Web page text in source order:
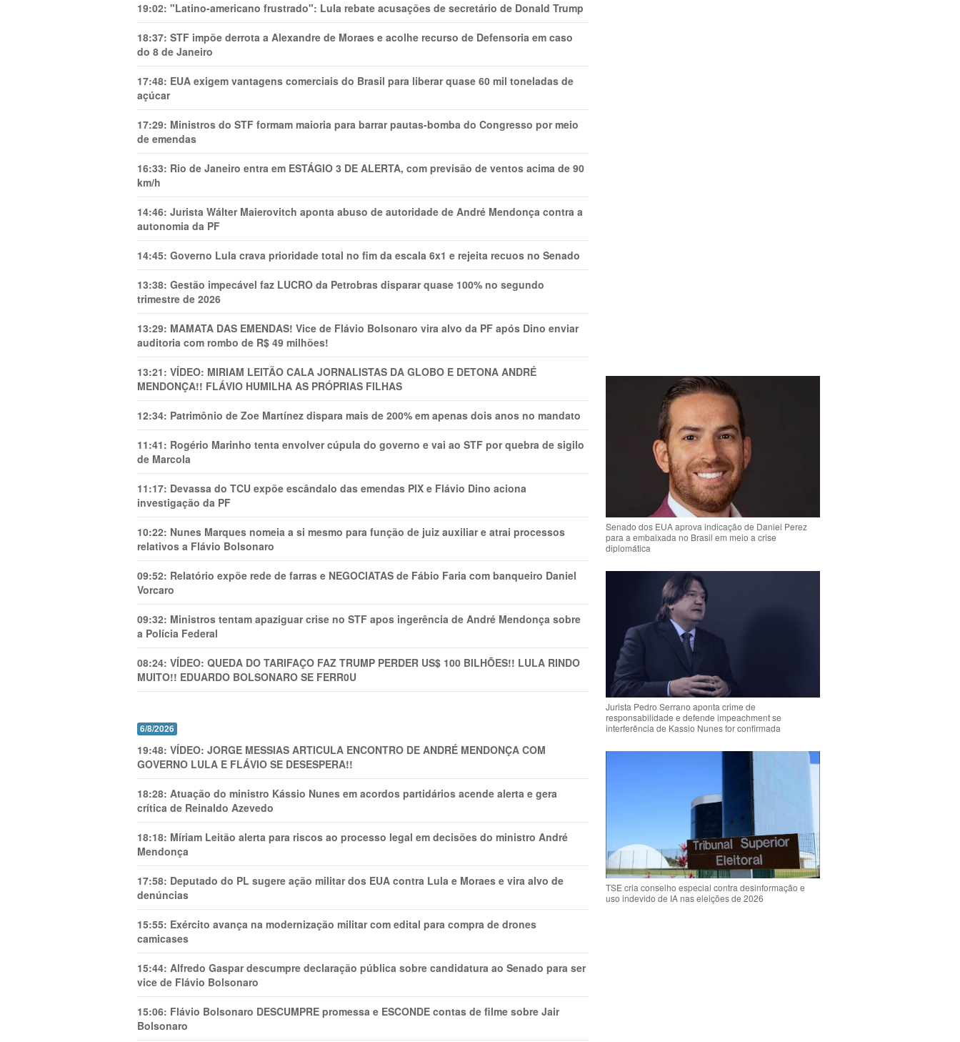
19:02: "Latino-americano frustrado": Lula rebate acusações de secretário de Donald Trump
18:37: STF impõe derrota a Alexandre de Moraes e acolhe recurso de Defensoria em caso
do 8 de Janeiro
17:48: EUA exigem vantagens comerciais do Brasil para liberar quase 60 mil toneladas de
açúcar
17:29: Ministros do STF formam maioria para barrar pautas-bomba do Congresso por meio
de emendas
16:33: Rio de Janeiro entra em ESTÁGIO 3 DE ALERTA, com previsão de ventos acima de 90
km/h
14:46: Jurista Wálter Maierovitch aponta abuso de autoridade de André Mendonça contra a
autonomia da PF
14:45: Governo Lula crava prioridade total no fim da escala 6x1 e rejeita recuos no Senado
13:38: Gestão impecável faz LUCRO da Petrobras disparar quase 100% no segundo
trimestre de 2026
13:29: MAMATA DAS EMENDAS! Vice de Flávio Bolsonaro vira alvo da PF após Dino enviar
auditoria com rombo de R$ 49 milhões!
13:21: VÍDEO: MIRIAM LEITÃO CALA JORNALISTAS DA GLOBO E DETONA ANDRÉ
MENDONÇA!! FLÁVIO HUMILHA AS PRÓPRIAS FILHAS
12:34: Patrimônio de Zoe Martínez dispara mais de 200% em apenas dois anos no mandato
11:41: Rogério Marinho tenta envolver cúpula do governo e vai ao STF por quebra de sigilo
de Marcola
11:17: Devassa do TCU expõe escândalo das emendas PIX e Flávio Dino aciona
investigação da PF
10:22: Nunes Marques nomeia a si mesmo para função de juiz auxiliar e atrai processos
relativos a Flávio Bolsonaro
09:52: Relatório expõe rede de farras e NEGOCIATAS de Fábio Faria com banqueiro Daniel
Vorcaro
09:32: Ministros tentam apaziguar crise no STF apos ingerência de André Mendonça sobre
a Polícia Federal
08:24: VÍDEO: QUEDA DO TARIFAÇO FAZ TRUMP PERDER US$ 100 BILHÕES!! LULA RINDO
MUITO!! EDUARDO BOLSONARO SE FERR0U
6/8/2026
19:48: VÍDEO: JORGE MESSIAS ARTICULA ENCONTRO DE ANDRÉ MENDONÇA COM
GOVERNO LULA E FLÁVIO SE DESESPERA!!
18:28: Atuação do ministro Kássio Nunes em acordos partidários acende alerta e gera
crítica de Reinaldo Azevedo
18:18: Míriam Leitão alerta para riscos ao processo legal em decisões do ministro André
Mendonça
17:58: Deputado do PL sugere ação militar dos EUA contra Lula e Moraes e vira alvo de
denúncias
15:55: Exército avança na modernização militar com edital para compra de drones
camicases
15:44: Alfredo Gaspar descumpre declaração pública sobre candidatura ao Senado para ser
vice de Flávio Bolsonaro
15:06: Flávio Bolsonaro DESCUMPRE promessa e ESCONDE contas de filme sobre Jair
Bolsonaro
Senado dos EUA aprova indicação de Daniel Perez
para a embaixada no Brasil em meio a crise
diplomática
Jurista Pedro Serrano aponta crime de
responsabilidade e defende impeachment se
interferência de Kassio Nunes for confirmada
TSE cria conselho especial contra desinformação e
uso indevido de IA nas eleições de 2026